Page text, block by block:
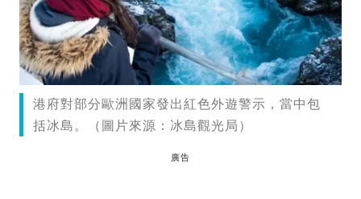
港府對部分歐洲國家發出紅色外遊警示，當中包
括冰島。（圖片來源：冰島觀光局）
廣告